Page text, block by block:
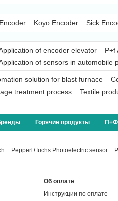
Koyo Encoder Sick
of encoder elevator
P+f
of sensors in automobile
solution for blast furnace
treatment process
Textile
Горячие продукты П+Ф
Pepperl+fuchs Photoelectric sensor
Об оплате
Инструкции по оплате